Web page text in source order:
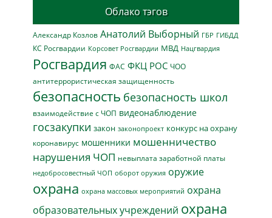
Облако тэгов
Александр Козлов Анатолий Выборный ГБР ГИБДД
КС Росгвардии Корсовет Росгвардии МВД Нацгвардия
Росгвардия ФАС ФКЦ РОС ЧОО
антитеррористическая защищенность
безопасность безопасность школ
взаимодействие с ЧОП видеонаблюдение
госзакупки закон законопроект конкурс на охрану
коронавирус мошенники мошенничество
нарушения ЧОП невыплата заработной платы
недобросовестный ЧОП оборот оружия оружие
охрана охрана массовых мероприятий охрана
образовательных учреждений охрана